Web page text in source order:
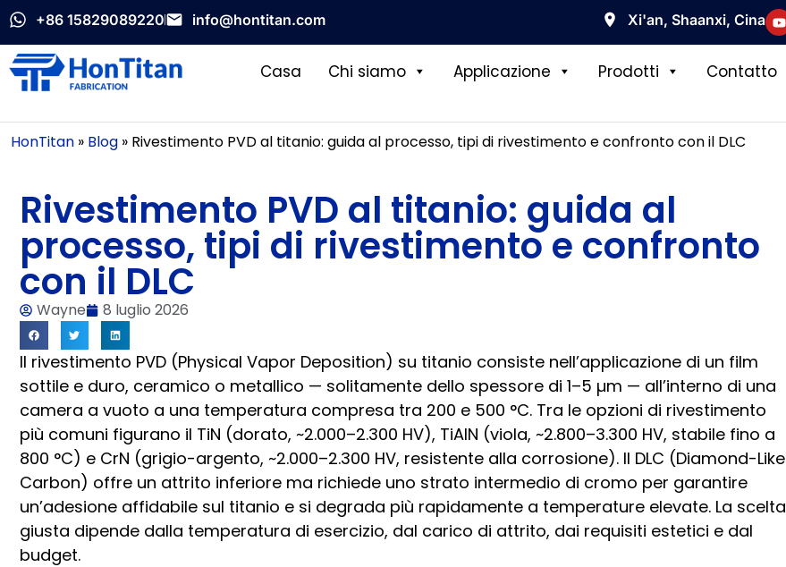
+86 15829089220 info@hontitan.com Xi'an, Shaanxi, Cina
Casa Chi siamo Applicazione Prodotti Contatto
HonTitan » Blog » Rivestimento PVD al titanio: guida al processo, tipi di rivestimento e confronto con il DLC
Rivestimento PVD al titanio: guida al
processo, tipi di rivestimento e confronto
con il DLC
Wayne 8 luglio 2026
Il rivestimento PVD (Physical Vapor Deposition) su titanio consiste nell’applicazione di un film
sottile e duro, ceramico o metallico — solitamente dello spessore di 1–5 µm — all’interno di una
camera a vuoto a una temperatura compresa tra 200 e 500 °C. Tra le opzioni di rivestimento
più comuni figurano il TiN (dorato, ~2.000–2.300 HV), TiAlN (viola, ~2.800–3.300 HV, stabile fino a
800 °C) e CrN (grigio-argento, ~2.000–2.300 HV, resistente alla corrosione). Il DLC (Diamond-Like
Carbon) offre un attrito inferiore ma richiede uno strato intermedio di cromo per garantire
un’adesione affidabile sul titanio e si degrada più rapidamente a temperature elevate. La scelta
giusta dipende dalla temperatura di esercizio, dal carico di attrito, dai requisiti estetici e dal
budget.